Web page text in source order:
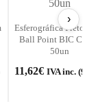
Esferográfica Preto
Ball Point BIC
50un
11,62€ IVA inc. (
›